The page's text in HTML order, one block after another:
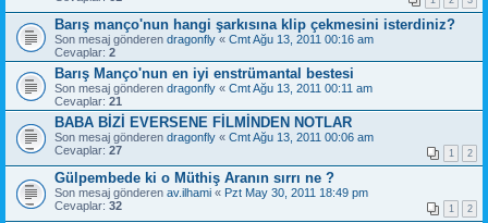
Barış manço'nun hangi şarkısına klip çekmesini isterdiniz?
Son mesaj gönderen dragonfly « Cmt Ağu 13, 2011 00:16 am
Cevaplar: 2
Barış Manço'nun en iyi enstrümantal bestesi
Son mesaj gönderen dragonfly « Cmt Ağu 13, 2011 00:11 am
Cevaplar: 21
BABA BİZİ EVERSENE FİLMİNDEN NOTLAR
Son mesaj gönderen dragonfly « Cmt Ağu 13, 2011 00:06 am
Cevaplar: 27 1 2
Gülpembede ki o Müthiş Aranın sırrı ne ?
Son mesaj gönderen av.ilhami « Pzt May 30, 2011 18:49 pm
Cevaplar: 32 1 2